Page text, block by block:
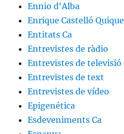
Ennio d'Alba
Enrique Castelló Quique
Entitats Ca
Entrevistes de ràdio
Entrevistes de televisió
Entrevistes de text
Entrevistes de vídeo
Epigenética
Esdeveniments Ca